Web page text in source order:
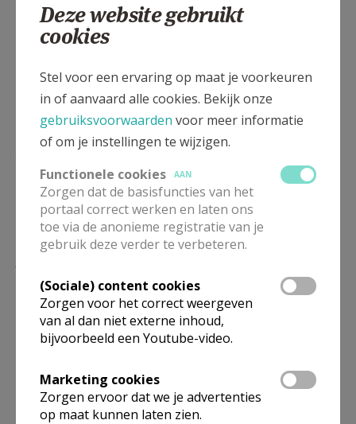
Kerk van Sint-Lambertus, Antwerpen-Dam
Lees meer
Deze website gebruikt
cookies
Stel voor een ervaring op maat je voorkeuren
in of aanvaard alle cookies. Bekijk onze
gebruiksvoorwaarden voor meer informatie
of om je instellingen te wijzigen.
Functionele cookies
AAN
Zorgen dat de basisfuncties van het
portaal correct werken en laten ons
toe via de anonieme registratie van je
gebruik deze verder te verbeteren.
(Sociale) content cookies
Zorgen voor het correct weergeven
van al dan niet externe inhoud,
bijvoorbeeld een Youtube-video.
Marketing cookies
Zorgen ervoor dat we je advertenties
op maat kunnen laten zien.